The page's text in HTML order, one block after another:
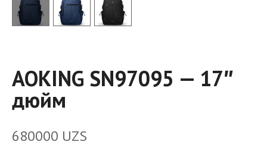
AOKING SN97095 — 17″
дюйм
680000 UZS